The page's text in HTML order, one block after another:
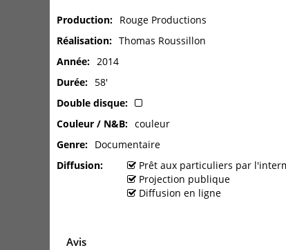
Production
Rouge Productions
Réalisation
Thomas Roussillon
Année
2014
Durée
58'
Double disque
Couleur / N&B
couleur
Genre
Documentaire
Diffusion
Prêt aux particuliers par
Projection publique
Diffusion en ligne
Avis